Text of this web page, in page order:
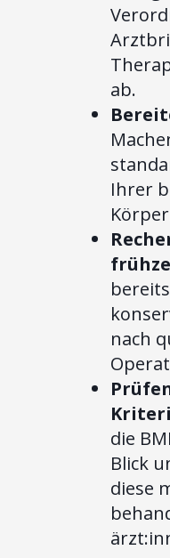
ab.
Ihrer
nach
die
Blick
diese